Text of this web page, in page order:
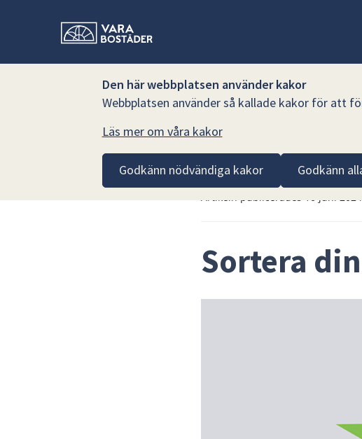
Den här webbplatsen använder kakor
Webbplatsen använder så kallade kakor för att
Läs mer om våra kakor
Godkänn nödvändiga kakor Godkänn
Vara Bostäder AB Nyhetsarkiv Vara Bostäder AB
Artikeln publicerades 10 juni 2024
Sortera